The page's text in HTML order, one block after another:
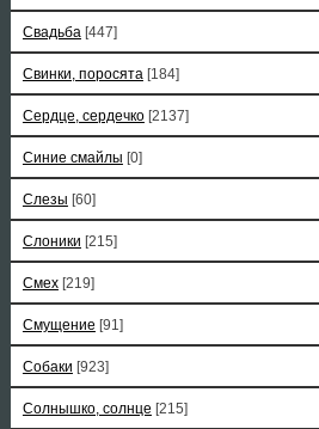
Свадьба [447]
Свинки, поросята [184]
Сердце, сердечко [2137]
Синие смайлы [0]
Слезы [60]
Слоники [215]
Смех [219]
Смущение [91]
Собаки [923]
Солнышко, солнце [215]